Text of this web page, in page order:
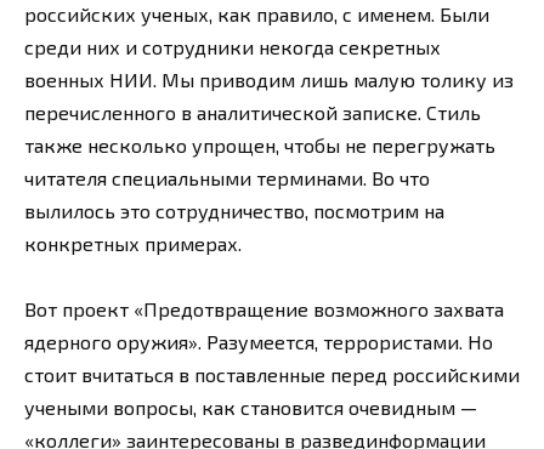
российских ученых, как правило, с именем. Были
среди них и сотрудники некогда секретных
военных НИИ. Мы приводим лишь малую толику из
перечисленного в аналитической записке. Стиль
также несколько упрощен, чтобы не перегружать
читателя специальными терминами. Во что
вылилось это сотрудничество, посмотрим на
конкретных примерах.
Вот проект «Предотвращение возможного захвата
ядерного оружия». Разумеется, террористами. Но
стоит вчитаться в поставленные перед российскими
учеными вопросы, как становится очевидным —
«коллеги» заинтересованы в развединформации